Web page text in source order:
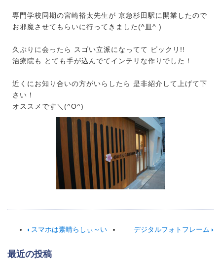
専門学校同期の宮崎裕太先生が 京急杉田駅に開業したので
お邪魔させてもらいに行ってきました(^皿^ )
久ぶりに会ったら スゴい立派になってて ビックリ!!
治療院も とても手が込んでてインテリな作りでした！
近くにお知り合いの方がいらしたら 是非紹介して上げて下
さい！
オススメです＼(^O^)
スマホは素晴らしぃ～い デジタルフォトフレーム
最近の投稿